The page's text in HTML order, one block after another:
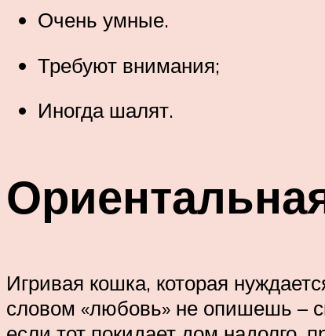
Очень умные.
Требуют внимания;
Иногда шалят.
Игривая кошка, которая
словом «любовь» не опишешь –